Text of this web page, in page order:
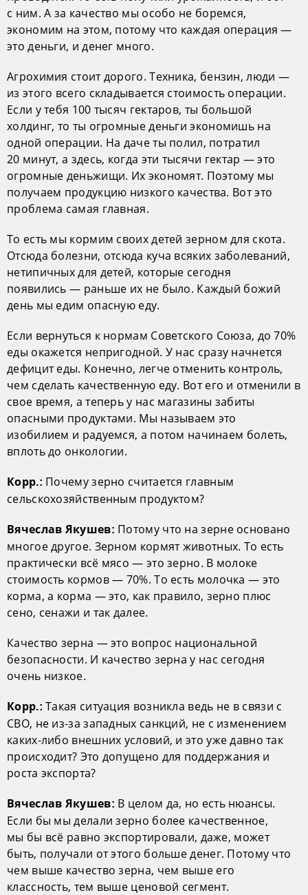
с ним. А за качество мы особо не боремся,
экономим на этом, потому что каждая операция —
это деньги, и денег много.
Агрохимия стоит дорого. Техника, бензин, люди —
из этого всего складывается стоимость операции.
Если у тебя 100 тысяч гектаров, ты большой
холдинг, то ты огромные деньги экономишь на
одной операции. На даче ты полил, потратил
20 минут, а здесь, когда эти тысячи гектар — это
огромные деньжищи. Их экономят. Поэтому мы
получаем продукцию низкого качества. Вот это
проблема самая главная.
То есть мы кормим своих детей зерном для скота.
Отсюда болезни, отсюда куча всяких заболеваний,
нетипичных для детей, которые сегодня
появились — раньше их не было. Каждый божий
день мы едим опасную еду.
Если вернуться к нормам Советского Союза, до 70%
еды окажется непригодной. У нас сразу начнется
дефицит еды. Конечно, легче отменить контроль,
чем сделать качественную еду. Вот его и отменили в
свое время, а теперь у нас магазины забиты
опасными продуктами. Мы называем это
изобилием и радуемся, а потом начинаем болеть,
вплоть до онкологии.
Корр.: Почему зерно считается главным
сельскохозяйственным продуктом?
Вячеслав Якушев: Потому что на зерне основано
многое другое. Зерном кормят животных. То есть
практически всё мясо — это зерно. В молоке
стоимость кормов — 70%. То есть молочка — это
корма, а корма — это, как правило, зерно плюс
сено, сенажи и так далее.
Качество зерна — это вопрос национальной
безопасности. И качество зерна у нас сегодня
очень низкое.
Корр.:Такая ситуация возникла ведь не в связи с
СВО, не из-за западных санкций, не с изменением
каких-либо внешних условий, и это уже давно так
происходит? Это допущено для поддержания и
роста экспорта?
Вячеслав Якушев: В целом да, но есть нюансы.
Если бы мы делали зерно более качественное,
мы бы всё равно экспортировали, даже, может
быть, получали от этого больше денег. Потому что
чем выше качество зерна, чем выше его
классность, тем выше ценовой сегмент.